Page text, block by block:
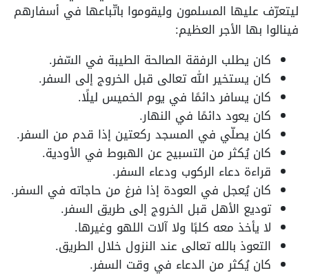
ليتعرّف عليها المسلمون وليقوموا باتّباعها في أسفارهم
فينالوا بها الأجر العظيم:
كان يطلب الرفقة الصالحة الطيبة في السّفر.
كان يستخير الله تعالى قبل الخروج إلى السفر.
كان يسافر دائمًا في يوم الخميس ليلًا.
كان يعود دائمًا في النهار.
كان يصلّي في المسجد ركعتين إذا قدم من السفر.
كان يُكثر من التسبيح عن الهبوط في الأودية.
قراءة دعاء الركوب ودعاء السفر.
كان يُعجل في العودة إذا فرغ من حاجاته في السفر.
توديع الأهل قبل الخروج إلى طريق السفر.
لا يأخذ معه كلبًا ولا آلات اللهو وغيرها.
التعوذ بالله تعالى عند النزول خلال الطريق.
كان يُكثر من الدعاء في وقت السفر.